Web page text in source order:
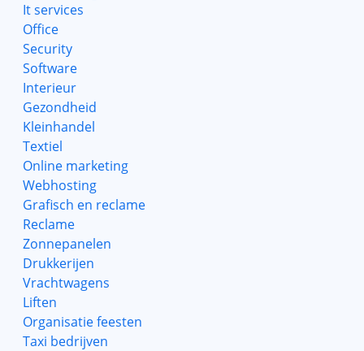
It services
Office
Security
Software
Interieur
Gezondheid
Kleinhandel
Textiel
Online marketing
Webhosting
Grafisch en reclame
Reclame
Zonnepanelen
Drukkerijen
Vrachtwagens
Liften
Organisatie feesten
Taxi bedrijven